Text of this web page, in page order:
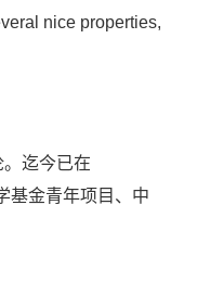
nice properties,
迄今已在
基金青年项目、中